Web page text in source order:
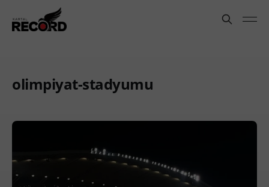
olimpiyat-stadyumu